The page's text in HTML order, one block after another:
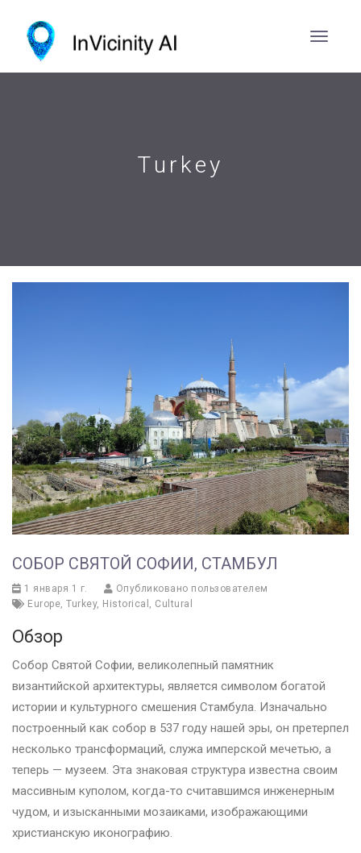
Turkey
СОБОР СВЯТОЙ СОФИИ, СТАМБУЛ
1 января 1 г.
Опубликовано пользователем
Europe, Turkey, Historical , Cultural
Обзор
Собор Святой Софии, великолепный памятник
византийской архитектуры, является символом богатой
истории и культурного смешения Стамбула. Изначально
построенный как собор в 537 году нашей эры, он претерпел
несколько трансформаций, служа имперской мечетью, а
теперь — музеем. Эта знаковая структура известна своим
массивным куполом, когда-то считавшимся инженерным
чудом, и изысканными мозаиками, изображающими
христианскую иконографию.